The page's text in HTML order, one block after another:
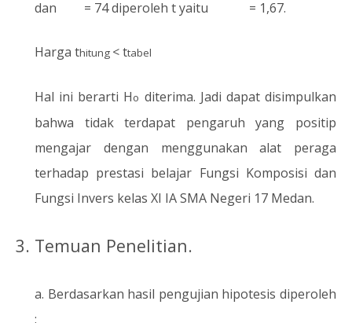
dan = 74 diperoleh t yaitu = 1,67.
Harga thitung < ttabel
Hal ini berarti Ho diterima. Jadi dapat disimpulkan
bahwa tidak terdapat pengaruh yang positip
mengajar dengan menggunakan alat peraga
terhadap prestasi belajar Fungsi Komposisi dan
Fungsi Invers kelas XI IA SMA Negeri 17 Medan.
3. Temuan Penelitian.
a. Berdasarkan hasil pengujian hipotesis diperoleh
: